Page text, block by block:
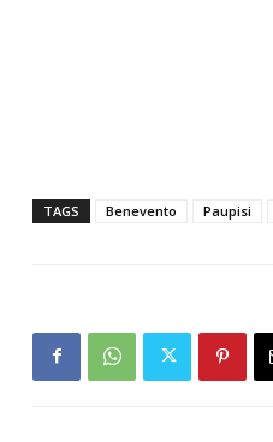
TAGS Benevento Paupisi